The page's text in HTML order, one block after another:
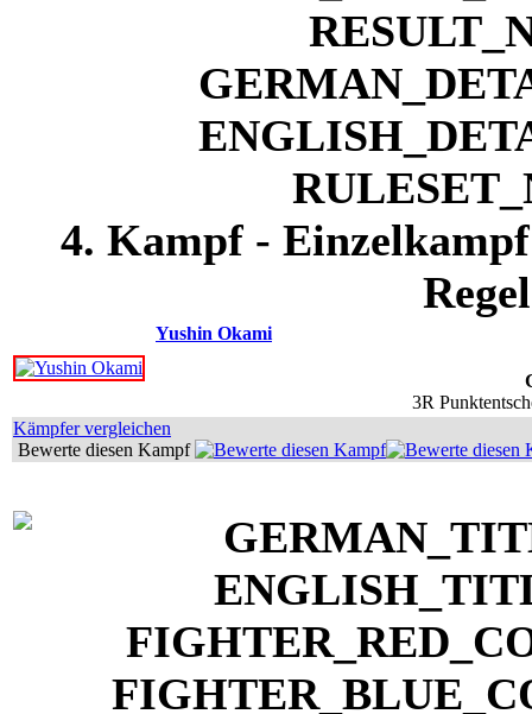
4. Kampf -
Yushin Okami
3R
Kämpfer vergleichen
Bewerte diesen Kampf